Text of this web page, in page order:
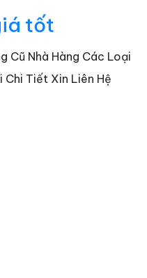
tốt
Cũ Nhà Hàng Các Loại
Chi Tiết Xin Liên Hệ